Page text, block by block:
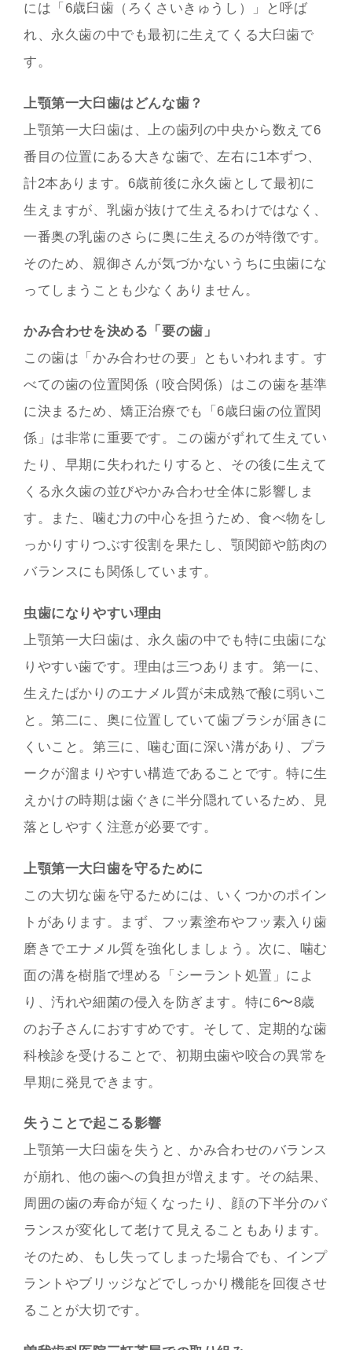
には「6歳臼歯（ろくさいきゅうし）」と呼ば
れ、永久歯の中でも最初に生えてくる大臼歯で
す。
上顎第一大臼歯はどんな歯？
上顎第一大臼歯は、上の歯列の中央から数えて6
番目の位置にある大きな歯で、左右に1本ずつ、
計2本あります。6歳前後に永久歯として最初に
生えますが、乳歯が抜けて生えるわけではなく、
一番奥の乳歯のさらに奥に生えるのが特徴です。
そのため、親御さんが気づかないうちに虫歯にな
ってしまうことも少なくありません。
かみ合わせを決める「要の歯」
この歯は「かみ合わせの要」ともいわれます。す
べての歯の位置関係（咬合関係）はこの歯を基準
に決まるため、矯正治療でも「6歳臼歯の位置関
係」は非常に重要です。この歯がずれて生えてい
たり、早期に失われたりすると、その後に生えて
くる永久歯の並びやかみ合わせ全体に影響しま
す。また、噛む力の中心を担うため、食べ物をし
っかりすりつぶす役割を果たし、顎関節や筋肉の
バランスにも関係しています。
虫歯になりやすい理由
上顎第一大臼歯は、永久歯の中でも特に虫歯にな
りやすい歯です。理由は三つあります。第一に、
生えたばかりのエナメル質が未成熟で酸に弱いこ
と。第二に、奥に位置していて歯ブラシが届きに
くいこと。第三に、噛む面に深い溝があり、プラ
ークが溜まりやすい構造であることです。特に生
えかけの時期は歯ぐきに半分隠れているため、見
落としやすく注意が必要です。
上顎第一大臼歯を守るために
この大切な歯を守るためには、いくつかのポイン
トがあります。まず、フッ素塗布やフッ素入り歯
磨きでエナメル質を強化しましょう。次に、噛む
面の溝を樹脂で埋める「シーラント処置」によ
り、汚れや細菌の侵入を防ぎます。特に6〜8歳
のお子さんにおすすめです。そして、定期的な歯
科検診を受けることで、初期虫歯や咬合の異常を
早期に発見できます。
失うことで起こる影響
上顎第一大臼歯を失うと、かみ合わせのバランス
が崩れ、他の歯への負担が増えます。その結果、
周囲の歯の寿命が短くなったり、顔の下半分のバ
ランスが変化して老けて見えることもあります。
そのため、もし失ってしまった場合でも、インプ
ラントやブリッジなどでしっかり機能を回復させ
ることが大切です。